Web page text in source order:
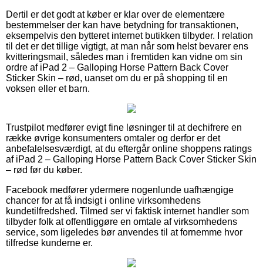
Dertil er det godt at køber er klar over de elementære
bestemmelser der kan have betydning for transaktionen,
eksempelvis den bytteret internet butikken tilbyder. I relation
til det er det tillige vigtigt, at man når som helst bevarer ens
kvitteringsmail, således man i fremtiden kan vidne om sin
ordre af iPad 2 – Galloping Horse Pattern Back Cover
Sticker Skin – rød, uanset om du er på shopping til en
voksen eller et barn.
Trustpilot medfører evigt fine løsninger til at dechifrere en
række øvrige konsumenters omtaler og derfor er det
anbefalelsesværdigt, at du eftergår online shoppens ratings
af iPad 2 – Galloping Horse Pattern Back Cover Sticker Skin
– rød før du køber.
Facebook medfører ydermere nogenlunde uafhængige
chancer for at få indsigt i online virksomhedens
kundetilfredshed. Tilmed ser vi faktisk internet handler som
tilbyder folk at offentliggøre en omtale af virksomhedens
service, som ligeledes bør anvendes til at fornemme hvor
tilfredse kunderne er.